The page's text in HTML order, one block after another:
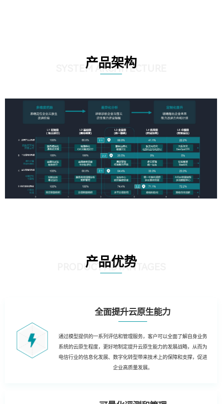
产品架构
SYSTEM ARCHITECTURE
产品优势
PRODUCT ADVANTAGES
全面提升云原生能力
通过模型提供的一系列评估和管理服务，客户可以全面了解自身业务
系统的云原生程度，更好地制定提升云原生能力的发展战略，从而为
电信行业的信息化发展、数字化转型带来技术上的保障和支撑，促进
企业高质量发展。